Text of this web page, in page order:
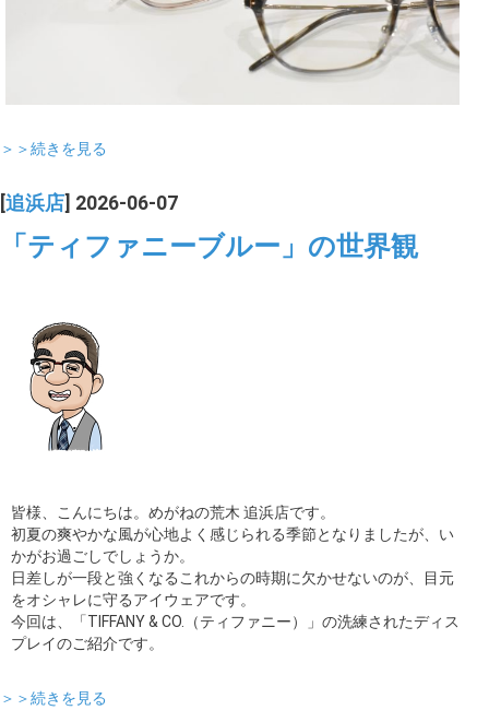
＞＞続きを見る
[追浜店] 2026-06-07
「ティファニーブルー」の世界観
皆様、こんにちは。めがねの荒木 追浜店です。
初夏の爽やかな風が心地よく感じられる季節となりましたが、い
かがお過ごしでしょうか。
日差しが一段と強くなるこれからの時期に欠かせないのが、目元
をオシャレに守るアイウェアです。
今回は、「TIFFANY & CO.（ティファニー）」の洗練されたディス
プレイのご紹介です。
＞＞続きを見る